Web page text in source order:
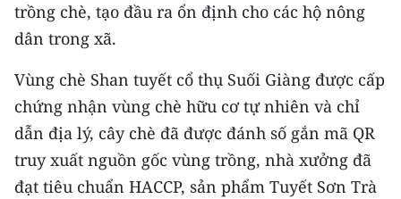
Media Y tế
Media Môi trường
Ảnh
Infographic
trồng chè, tạo đầu ra ổn định cho các hộ nông
dân trong xã.
Vùng chè Shan tuyết cổ thụ Suối Giàng được cấp
chứng nhận vùng chè hữu cơ tự nhiên và chỉ
dẫn địa lý, cây chè đã được đánh số gắn mã QR
truy xuất nguồn gốc vùng trồng, nhà xưởng đã
đạt tiêu chuẩn HACCP, sản phẩm Tuyết Sơn Trà